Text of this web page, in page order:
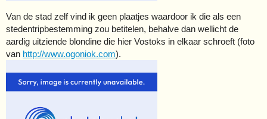
Van de stad zelf vind ik geen plaatjes waardoor ik die als een
stedentripbestemming zou betitelen, behalve dan wellicht de
aardig uitziende blondine die hier Vostoks in elkaar schroeft (foto
van http://www.ogoniok.com).